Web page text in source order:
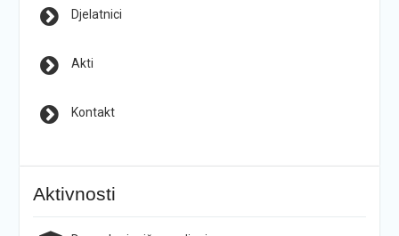
Djelatnici
Akti
Kontakt
Aktivnosti